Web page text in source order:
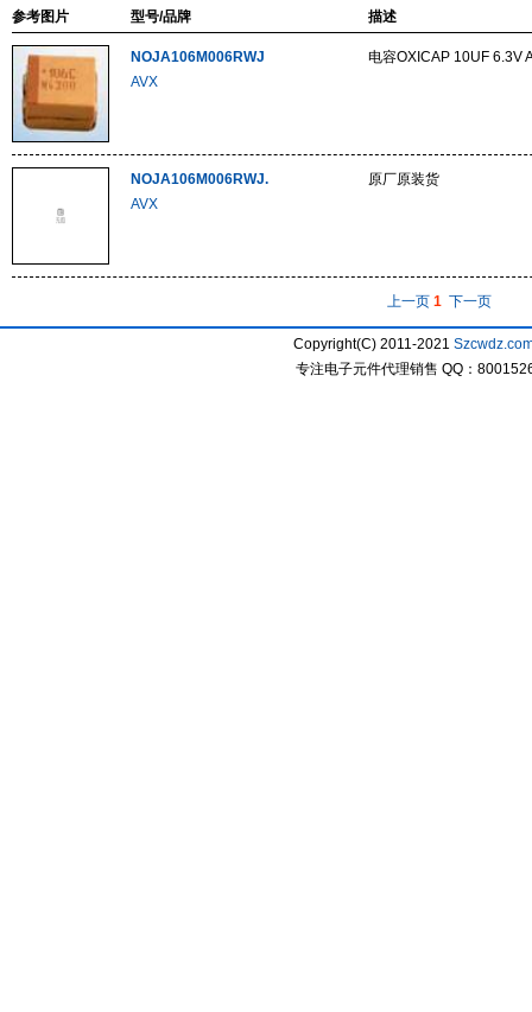
参考图片 型号/品牌 描述
NOJA106M006RWJ
AVX
电容OXICAP 10UF 6.3V
NOJA106M006RWJ.
AVX
原厂原装货
上一页 1 下一页
Copyright(C) 2011-2021
专注电子元件代理销售 QQ：